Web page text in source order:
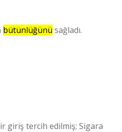
bütünlüğünü sağladı.
giriş tercih edilmiş; Sigara